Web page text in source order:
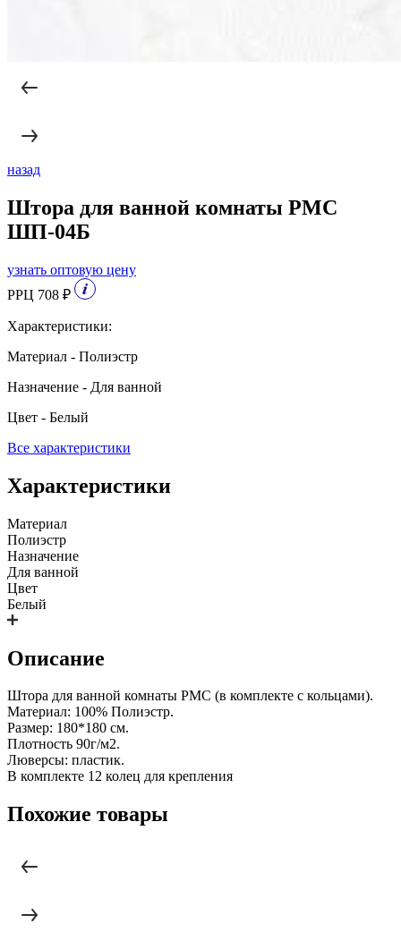
назад
Штора для ванной комнаты РМС
ШП-04Б
узнать оптовую цену
РРЦ 708 ₽
Характеристики:
Материал - Полиэстр
Назначение - Для ванной
Цвет - Белый
Все характеристики
Характеристики
Материал
Полиэстр
Назначение
Для ванной
Цвет
Белый
Описание
Штора для ванной комнаты РМС (в комплекте с кольцами).
Материал: 100% Полиэстр.
Размер: 180*180 см.
Плотность 90г/м2.
Люверсы: пластик.
В комплекте 12 колец для крепления
Похожие товары